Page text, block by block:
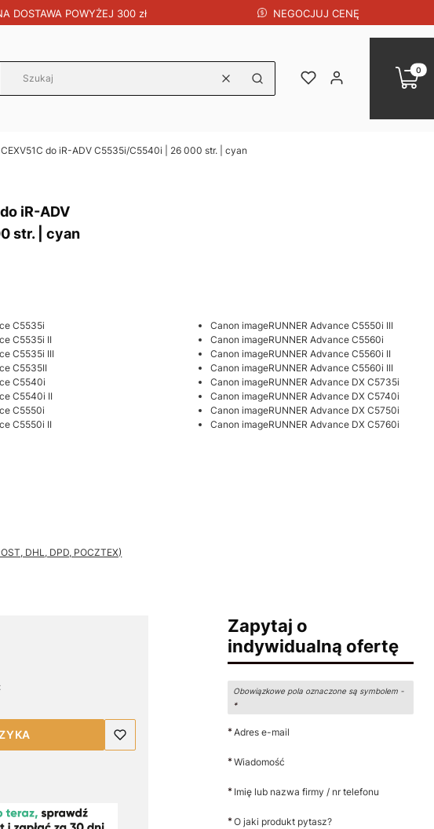
DOSTAWA POWYŻEJ 300 zł NEGOCJUJ CENĘ
WyczyśćSzukaj
UlubioneZaloguj się
do iR-ADV C5535i/C5540i | 26 000 str. | cyan
iR-ADV
str. | cyan
C5535i
C5535i II
C5535i III
C5535II
C5540i
C5540i II
C5550i
C5550i II
Canon imageRUNNER Advance C5550i III
Canon imageRUNNER Advance C5560i
Canon imageRUNNER Advance C5560i II
Canon imageRUNNER Advance C5560i III
Canon imageRUNNER Advance DX C5735i
Canon imageRUNNER Advance DX C5740i
Canon imageRUNNER Advance DX C5750i
Canon imageRUNNER Advance DX C5760i
DHL, DPD, POCZTEX)
Zapytaj o
indywidualną ofertę
Obowiązkowe pola oznaczone są symbolem -
*
*Adres e-mail
*Wiadomość
* Imię lub nazwa firmy / nr telefonu
*O jaki produkt pytasz?